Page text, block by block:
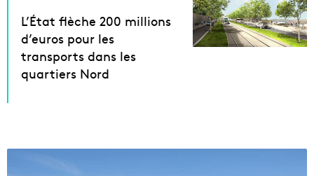
L’État flèche 200 millions
d’euros pour les
transports dans les
quartiers Nord
S